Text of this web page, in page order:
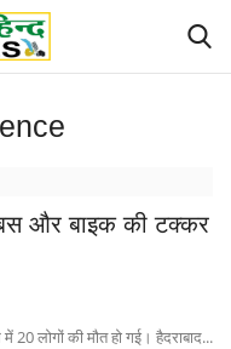
और बाइक की टक्कर
लोगों की मौत हो गई। हैदराबाद...